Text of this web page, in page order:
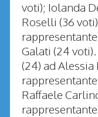
voti); Iolanda
Roselli (36
Galati (24
(24) ad Alessia
Raffaele